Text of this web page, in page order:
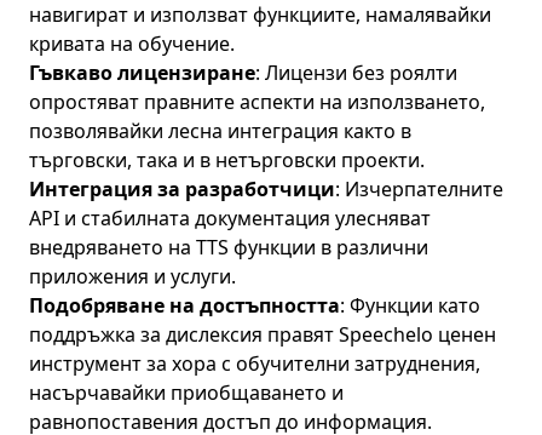
навигират и използват функциите, намалявайки
кривата на обучение.
Гъвкаво лицензиране: Лицензи без роялти
опростяват правните аспекти на използването,
позволявайки лесна интеграция както в
търговски, така и в нетърговски проекти.
Интеграция за разработчици: Изчерпателните
API и стабилната документация улесняват
внедряването на TTS функции в различни
приложения и услуги.
Подобряване на достъпността: Функции като
поддръжка за дислексия правят Speechelo ценен
инструмент за хора с обучителни затруднения,
насърчавайки приобщаването и
равнопоставения достъп до информация.